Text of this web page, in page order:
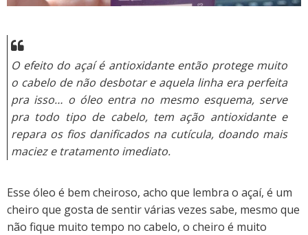
O efeito do açaí é antioxidante então protege muito
o cabelo de não desbotar e aquela linha era perfeita
pra isso… o óleo entra no mesmo esquema, serve
pra todo tipo de cabelo, tem ação antioxidante e
repara os fios danificados na cutícula, doando mais
maciez e tratamento imediato.
Esse óleo é bem cheiroso, acho que lembra o açaí, é um
cheiro que gosta de sentir várias vezes sabe, mesmo que
não fique muito tempo no cabelo, o cheiro é muito